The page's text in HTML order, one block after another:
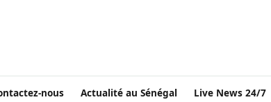
nous Actualité au Sénégal Live News 24/7